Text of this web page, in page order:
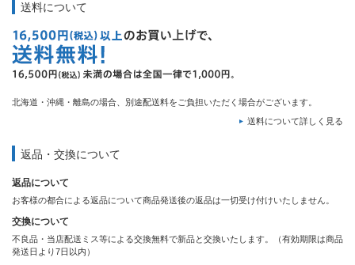
送料について
北海道・沖縄・離島の場合、別途配送料をご負担いただく場合がございます。
送料について詳しく見る
返品・交換について
返品について
お客様の都合による返品について商品発送後の返品は一切受け付けいたしません。
交換について
不良品・当店配送ミス等による交換無料で新品と交換いたします。（有効期限は商品
発送日より7日以内）